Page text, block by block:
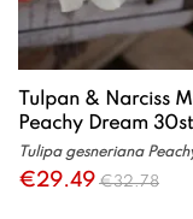
Tulpan & Narciss
Peachy Dream 30st
Tulipa gesneriana
€29.49 €32.78